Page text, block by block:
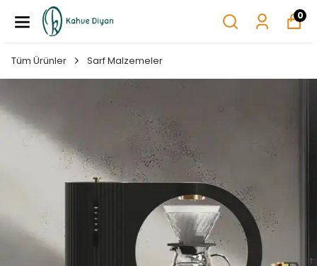
0
Tüm Ürünler Sarf Malzemeler